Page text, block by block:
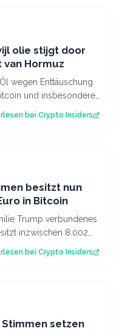
olie stijgt door
Hormuz
wegen Enttäuschung
und insbesondere
bei Crypto Insiders
besitzt nun
in Bitcoin
Trump verbundenes
inzwischen 8.002
bei Crypto Insiders
setzen